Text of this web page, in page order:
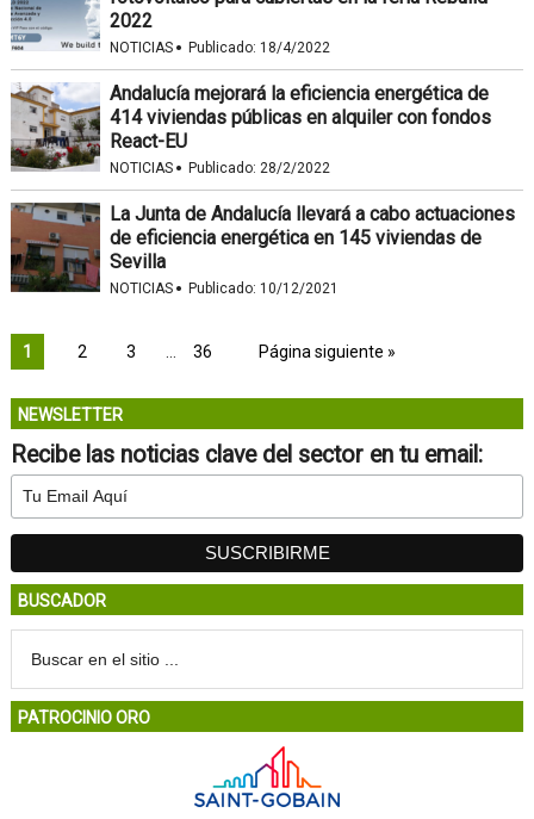
2022
NOTICIAS · Publicado: 18/4/2022
Andalucía mejorará la eficiencia energética de
414 viviendas públicas en alquiler con fondos
React-EU
NOTICIAS · Publicado: 28/2/2022
La Junta de Andalucía llevará a cabo actuaciones
de eficiencia energética en 145 viviendas de
Sevilla
NOTICIAS · Publicado: 10/12/2021
1 2 3 36 Página siguiente »
NEWSLETTER
Recibe las noticias clave del sector en tu email:
BUSCADOR
PATROCINIO ORO